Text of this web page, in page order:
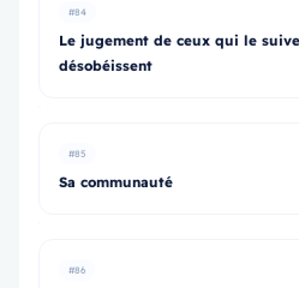
#84
Le jugement de ceux qui le
désobéissent
#85
Sa communauté
#86